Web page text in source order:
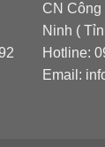
CN
Ninh (
Hotline:
Email: